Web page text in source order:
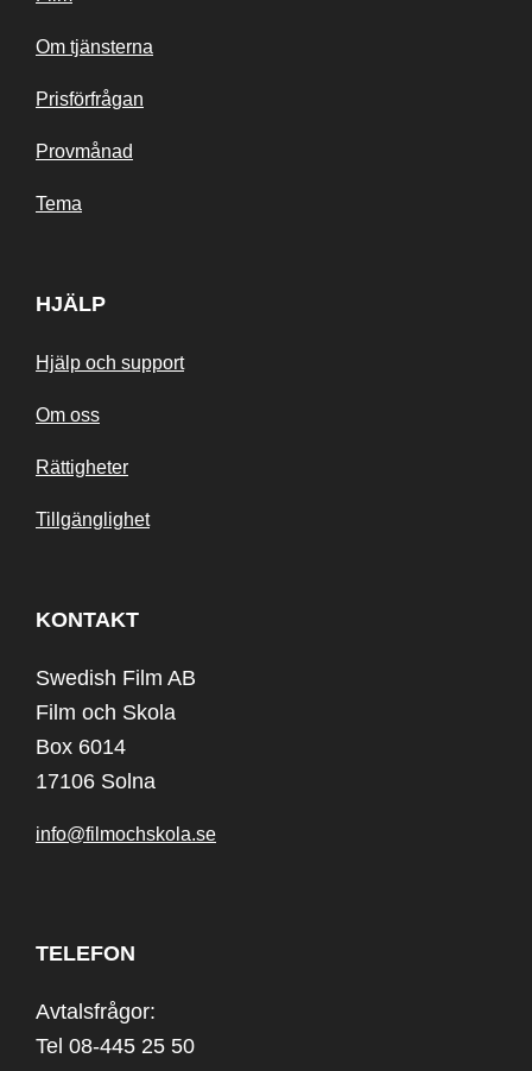
Om tjänsterna
Prisförfrågan
Provmånad
Tema
HJÄLP
Hjälp och support
Om oss
Rättigheter
Tillgänglighet
KONTAKT
Swedish Film AB
Film och Skola
Box 6014
17106 Solna
info@filmochskola.se
TELEFON
Avtalsfrågor:
Tel 08-445 25 50